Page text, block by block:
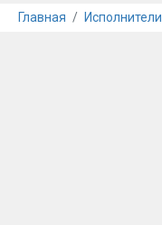
Главная Исполнители